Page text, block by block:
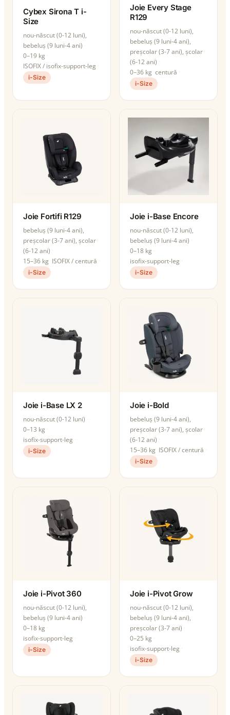
Cybex Sirona T i-
Size
nou-născut (0-12 luni),
bebeluș (9 luni-4 ani)
0–19 kg
ISOFIX / isofix-support-leg
i-Size
Joie Every Stage
R129
nou-născut (0-12 luni),
bebeluș (9 luni-4 ani),
preșcolar (3-7 ani), școlar
(6-12 ani)
0–36 kg centură
i-Size
Joie Fortifi R129
bebeluș (9 luni-4 ani),
preșcolar (3-7 ani), școlar
(6-12 ani)
15–36 kg ISOFIX / centură
i-Size
Joie i-Base Encore
nou-născut (0-12 luni),
bebeluș (9 luni-4 ani)
0–18 kg
isofix-support-leg
i-Size
Joie i-Base LX 2
nou-născut (0-12 luni)
0–13 kg
isofix-support-leg
i-Size
Joie i-Bold
bebeluș (9 luni-4 ani),
preșcolar (3-7 ani), școlar
(6-12 ani)
15–36 kg ISOFIX / centură
i-Size
Joie i-Pivot 360
nou-născut (0-12 luni),
bebeluș (9 luni-4 ani)
0–18 kg
isofix-support-leg
i-Size
Joie i-Pivot Grow
nou-născut (0-12 luni),
bebeluș (9 luni-4 ani),
preșcolar (3-7 ani)
0–25 kg
isofix-support-leg
i-Size